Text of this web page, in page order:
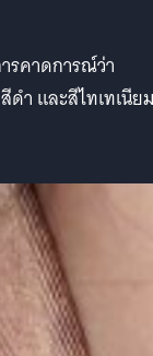
รคาดการณ์ว่า
ดำ และสีไทเทเนียม